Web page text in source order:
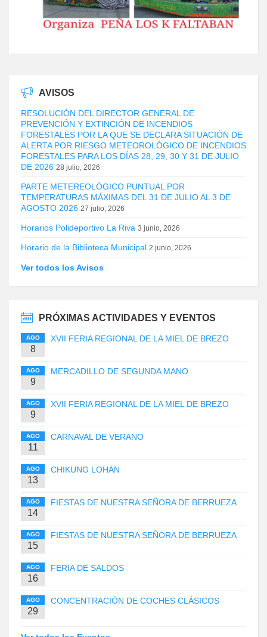
AVISOS
RESOLUCIÓN DEL DIRECTOR GENERAL DE
PREVENCIÓN Y EXTINCIÓN DE INCENDIOS
FORESTALES POR LA QUE SE DECLARA SITUACIÓN DE
ALERTA POR RIESGO METEOROLÓGICO DE INCENDIOS
FORESTALES PARA LOS DÍAS 28, 29, 30 Y 31 DE JULIO
DE 2026 28 julio, 2026
PARTE METEREOLÓGICO PUNTUAL POR
TEMPERATURAS MÁXIMAS DEL 31 DE JULIO AL 3 DE
AGOSTO 2026 27 julio, 2026
Horarios Polideportivo La Riva 3 junio, 2026
Horario de la Biblioteca Municipal 2 junio, 2026
Ver todos los Avisos
PRÓXIMAS ACTIVIDADES Y EVENTOS
AGO
8
XVII FERIA REGIONAL DE LA MIEL DE BREZO
AGO
9
MERCADILLO DE SEGUNDA MANO
AGO
9
XVII FERIA REGIONAL DE LA MIEL DE BREZO
AGO
11
CARNAVAL DE VERANO
AGO
13
CHIKUNG LOHAN
AGO
14
FIESTAS DE NUESTRA SEÑORA DE BERRUEZA
AGO
15
FIESTAS DE NUESTRA SEÑORA DE BERRUEZA
AGO
16
FERIA DE SALDOS
AGO
29
CONCENTRACIÓN DE COCHES CLÁSICOS